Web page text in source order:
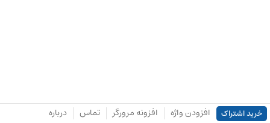
خرید اشتراک افزودن واژه افزونه مرورگر تماس درباره